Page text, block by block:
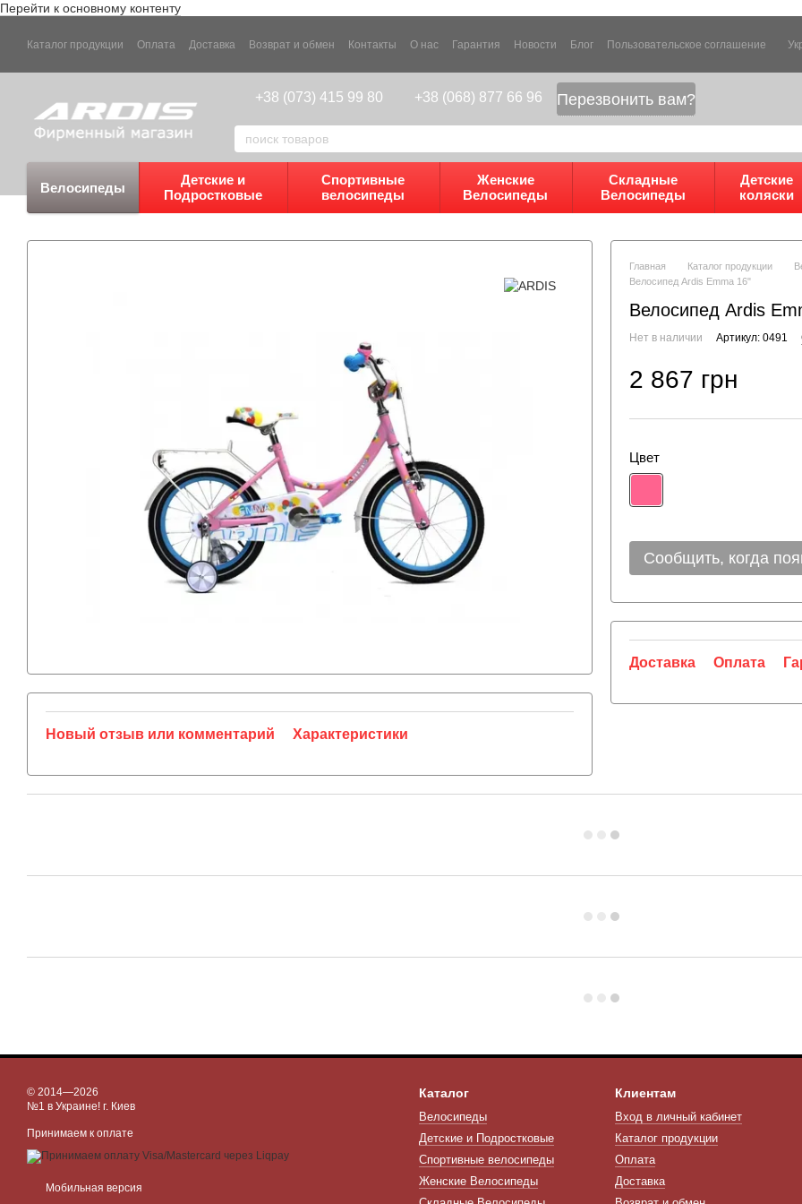
Перейти к основному контенту
Каталог продукции Оплата Доставка Возврат и обмен Контакты О нас Гарантия Новости Блог Пользовательское соглашение
+38 (073) 415 99 80 +38 (068) 877 66 96 Перезвонить вам?
Велосипеды
Детские и
Подростковые
Спортивные
велосипеды
Женские
Велосипеды
Складные
Велосипеды
Детские
коляски
Новый отзыв или комментарий Характеристики
Главная Каталог продукции
Велосипед Ardis Emma 16"
Велосипед Ardis
Нет в наличии Артикул: 0491
2 867 грн
Цвет
Сообщить, когда
Доставка Оплата
© 2014—2026
№1 в Украине! г. Киев
Принимаем к оплате
Мобильная версия
Каталог
Велосипеды
Детские и Подростковые
Спортивные велосипеды
Женские Велосипеды
Клиентам
Вход в личный кабинет
Каталог продукции
Оплата
Доставка